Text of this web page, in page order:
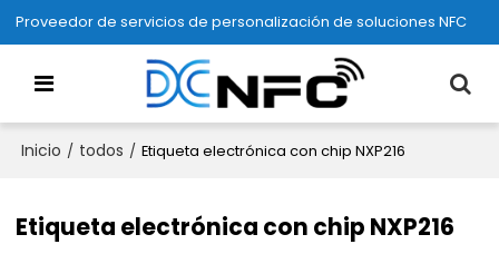
Proveedor de servicios de personalización de soluciones NFC
Inicio / todos / Etiqueta electrónica con chip NXP216
Etiqueta electrónica con chip NXP216